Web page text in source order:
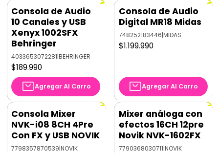
Consola de Audio
10 Canales y USB
Xenyx 1002SFX
Behringer
4033653072281|BEHRINGER
$189.990
Agregar Al Carro
Consola de Audio
Digital MR18 Midas
748252183446|MIDAS
$1.199.990
Agregar Al Carro
Consola Mixer
NVK-i08 8CH 4Pre
Con FX y USB NOVIK
7798357870539|NOVIK
-10%OFF
Mixer análoga con
efectos 16CH 12pre
Novik NVK-1602FX
7790368030711|NOVIK